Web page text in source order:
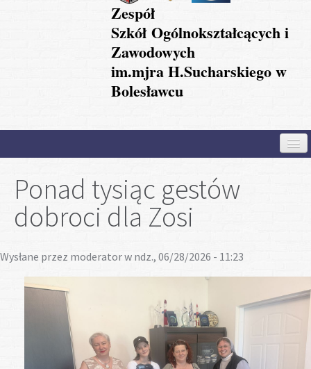
Zespół
Szkół Ogólnokształcących i
Zawodowych
im.mjra H.Sucharskiego w
Bolesławcu
Aktualności
Szkoła
Strefa ucznia
Strefa rodzica
Ponad tysiąc gestów
dobroci dla Zosi
Wysłane przez moderatorw ndz., 06/28/2026 - 11:23